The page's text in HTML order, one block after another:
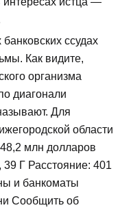
ссудах
Как видите,
организма
диагонали
Для
области
48,2 млн долларов
39 Г Расстояние: 401
и банкоматы
Сообщить об